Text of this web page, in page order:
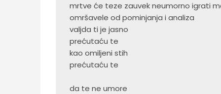
mrtve će teze zauvek neumorno igrati
omršavele od pominjanja i analiza
valjda ti je jasno
prećutaću te
kao omiljeni stih
prećutaću te
da te ne umore